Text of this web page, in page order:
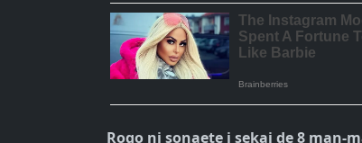
Rogo ni sonaete i sekai de 8 man-